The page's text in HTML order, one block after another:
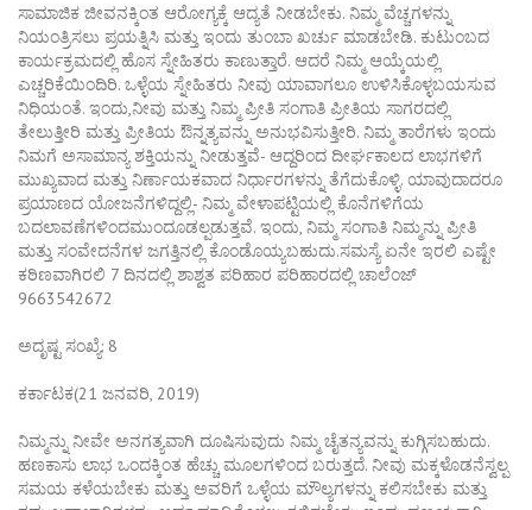
ಸಾಮಾಜಿಕ ಜೀವನಕ್ಕಿಂತ ಆರೋಗ್ಯಕ್ಕೆ ಆದ್ಯತೆ ನೀಡಬೇಕು. ನಿಮ್ಮ ವೆಚ್ಚಗಳನ್ನು
ನಿಯಂತ್ರಿಸಲು ಪ್ರಯತ್ನಿಸಿ ಮತ್ತು ಇಂದು ತುಂಬಾ ಖರ್ಚು ಮಾಡಬೇಡಿ. ಕುಟುಂಬದ
ಕಾರ್ಯಕ್ರಮದಲ್ಲಿ ಹೊಸ ಸ್ನೇಹಿತರು ಕಾಣುತ್ತಾರೆ. ಆದರೆ ನಿಮ್ಮ ಆಯ್ಕೆಯಲ್ಲಿ
ಎಚ್ಚರಿಕೆಯಿಂದಿರಿ. ಒಳ್ಳೆಯ ಸ್ನೇಹಿತರು ನೀವು ಯಾವಾಗಲೂ ಉಳಿಸಿಕೊಳ್ಳಬಯಸುವ
ನಿಧಿಯಂತೆ. ಇಂದು,ನೀವು ಮತ್ತು ನಿಮ್ಮ ಪ್ರೀತಿ ಸಂಗಾತಿ ಪ್ರೀತಿಯ ಸಾಗರದಲ್ಲಿ
ತೇಲುತ್ತೀರಿ ಮತ್ತು ಪ್ರೀತಿಯ ಔನ್ನತ್ಯವನ್ನು ಅನುಭವಿಸುತ್ತೀರಿ. ನಿಮ್ಮ ತಾರೆಗಳು ಇಂದು
ನಿಮಗೆ ಅಸಾಮಾನ್ಯ ಶಕ್ತಿಯನ್ನು ನೀಡುತ್ತವೆ- ಆದ್ದರಿಂದ ದೀರ್ಘಕಾಲದ ಲಾಭಗಳಿಗೆ
ಮುಖ್ಯವಾದ ಮತ್ತು ನಿರ್ಣಾಯಕವಾದ ನಿರ್ಧಾರಗಳನ್ನು ತೆಗೆದುಕೊಳ್ಳಿ. ಯಾವುದಾದರೂ
ಪ್ರಯಾಣದ ಯೋಜನೆಗಳಿದ್ದಲ್ಲಿ- ನಿಮ್ಮ ವೇಳಾಪಟ್ಟಿಯಲ್ಲಿ ಕೊನೆಗಳಿಗೆಯ
ಬದಲಾವಣೆಗಳಿಂದಮುಂದೂಡಲ್ಪಡುತ್ತವೆ. ಇಂದು, ನಿಮ್ಮ ಸಂಗಾತಿ ನಿಮ್ಮನ್ನು ಪ್ರೀತಿ
ಮತ್ತು ಸಂವೇದನೆಗಳ ಜಗತ್ತಿನಲ್ಲಿ ಕೊಂಡೊಯ್ಯಬಹುದು.ಸಮಸ್ಯೆ ಏನೇ ಇರಲಿ ಎಷ್ಟೇ
ಕಠಿಣವಾಗಿರಲಿ 7 ದಿನದಲ್ಲಿ ಶಾಶ್ವತ ಪರಿಹಾರ ಪರಿಹಾರದಲ್ಲಿ ಚಾಲೆಂಜ್
9663542672
ಅದೃಷ್ಟ ಸಂಖ್ಯೆ: 8
ಕರ್ಕಾಟಕ(21 ಜನವರಿ, 2019)
ನಿಮ್ಮನ್ನು ನೀವೇ ಅನಗತ್ಯವಾಗಿ ದೂಷಿಸುವುದು ನಿಮ್ಮ ಚೈತನ್ಯವನ್ನು ಕುಗ್ಗಿಸಬಹುದು.
ಹಣಕಾಸು ಲಾಭ ಒಂದಕ್ಕಿಂತ ಹೆಚ್ಚು ಮೂಲಗಳಿಂದ ಬರುತ್ತದೆ. ನೀವು ಮಕ್ಕಳೊಡನೆಸ್ವಲ್ಪ
ಸಮಯ ಕಳೆಯಬೇಕು ಮತ್ತು ಅವರಿಗೆ ಒಳ್ಳೆಯ ಮೌಲ್ಯಗಳನ್ನು ಕಲಿಸಬೇಕು ಮತ್ತು